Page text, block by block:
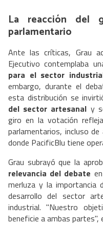
La reacción del
parlamentario
Ante las críticas, Grau
Ejecutivo contemplaba
para el sector
embargo, durante el
esta distribución se
del sector artesanal y
giro en la votación
parlamentarios, incluso de
donde PacificBlu tiene
Grau subrayó que la
relevancia del debate
merluza y la importancia
desarrollo del sector
industrial. "Nuestro
beneficie a ambas partes",